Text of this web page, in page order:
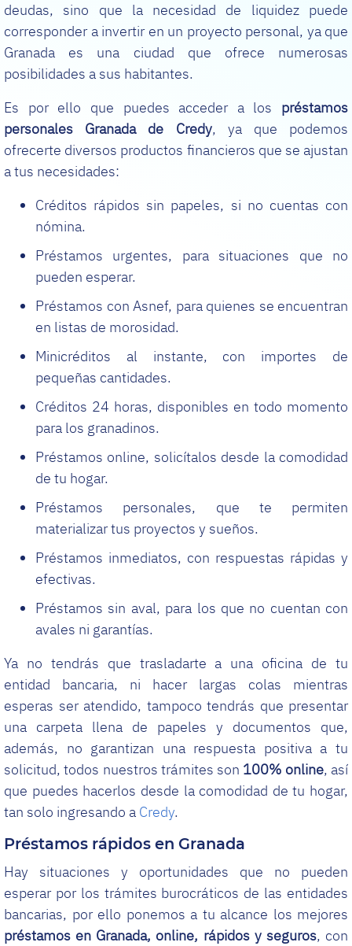
deudas, sino que la necesidad de liquidez puede
corresponder a invertir en un proyecto personal, ya que
Granada es una ciudad que ofrece numerosas
posibilidades a sus habitantes.
Es por ello que puedes acceder a los préstamos
personales Granada de Credy, ya que podemos
ofrecerte diversos productos financieros que se ajustan
a tus necesidades:
Créditos rápidos sin papeles, si no cuentas con
nómina.
Préstamos urgentes, para situaciones que no
pueden esperar.
Préstamos con Asnef, para quienes se encuentran
en listas de morosidad.
Minicréditos al instante, con importes de
pequeñas cantidades.
Créditos 24 horas, disponibles en todo momento
para los granadinos.
Préstamos online, solicítalos desde la comodidad
de tu hogar.
Préstamos personales, que te permiten
materializar tus proyectos y sueños.
Préstamos inmediatos, con respuestas rápidas y
efectivas.
Préstamos sin aval, para los que no cuentan con
avales ni garantías.
Ya no tendrás que trasladarte a una oficina de tu
entidad bancaria, ni hacer largas colas mientras
esperas ser atendido, tampoco tendrás que presentar
una carpeta llena de papeles y documentos que,
además, no garantizan una respuesta positiva a tu
solicitud, todos nuestros trámites son 100% online, así
que puedes hacerlos desde la comodidad de tu hogar,
tan solo ingresando a Credy.
Préstamos rápidos en Granada
Hay situaciones y oportunidades que no pueden
esperar por los trámites burocráticos de las entidades
bancarias, por ello ponemos a tu alcance los mejores
préstamos en Granada, online, rápidos y seguros, con